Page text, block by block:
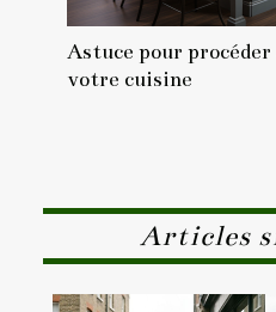
Astuce pour
votre cuisine
Articles